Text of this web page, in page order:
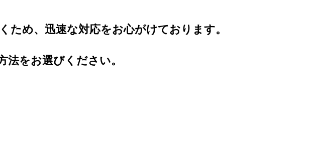
ため、迅速な対応をお心がけております。
法をお選びください。